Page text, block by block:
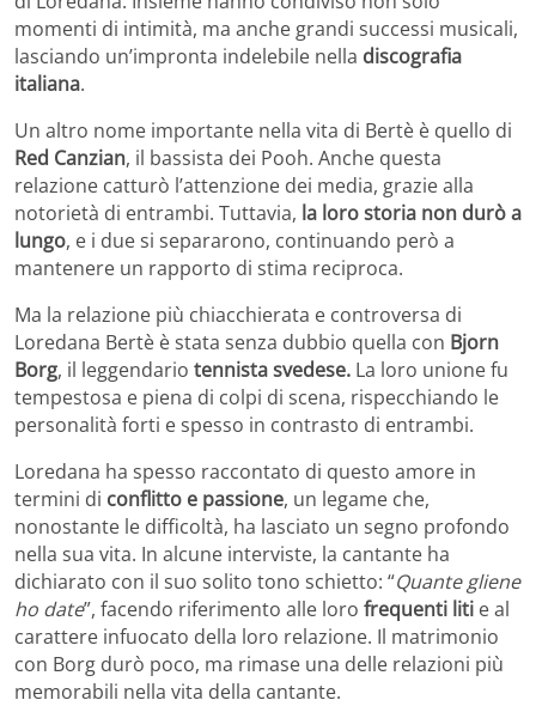
momenti di intimità, ma anche grandi successi musicali,
lasciando un’impronta indelebile nella discografia
italiana.
Un altro nome importante nella vita di Bertè è quello di
Red Canzian, il bassista dei Pooh. Anche questa
relazione catturò l’attenzione dei media, grazie alla
notorietà di entrambi. Tuttavia, la loro storia non durò a
lungo, e i due si separarono, continuando però a
mantenere un rapporto di stima reciproca.
Ma la relazione più chiacchierata e controversa di
Loredana Bertè è stata senza dubbio quella con Bjorn
Borg, il leggendario tennista svedese. La loro unione fu
tempestosa e piena di colpi di scena, rispecchiando le
personalità forti e spesso in contrasto di entrambi.
Loredana ha spesso raccontato di questo amore in
termini di conflitto e passione, un legame che,
nonostante le difficoltà, ha lasciato un segno profondo
nella sua vita. In alcune interviste, la cantante ha
dichiarato con il suo solito tono schietto: “Quante gliene
ho date”, facendo riferimento alle loro frequenti liti e al
carattere infuocato della loro relazione. Il matrimonio
con Borg durò poco, ma rimase una delle relazioni più
memorabili nella vita della cantante.